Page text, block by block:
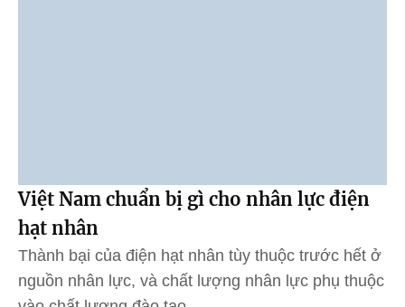
Việt Nam chuẩn bị gì cho nhân lực điện
hạt nhân
Thành bại của điện hạt nhân tùy thuộc trước hết ở
nguồn nhân lực, và chất lượng nhân lực phụ thuộc